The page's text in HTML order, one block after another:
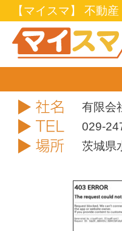
【マイスマ】 不動
社名有限会
TEL029-
住所茨城県